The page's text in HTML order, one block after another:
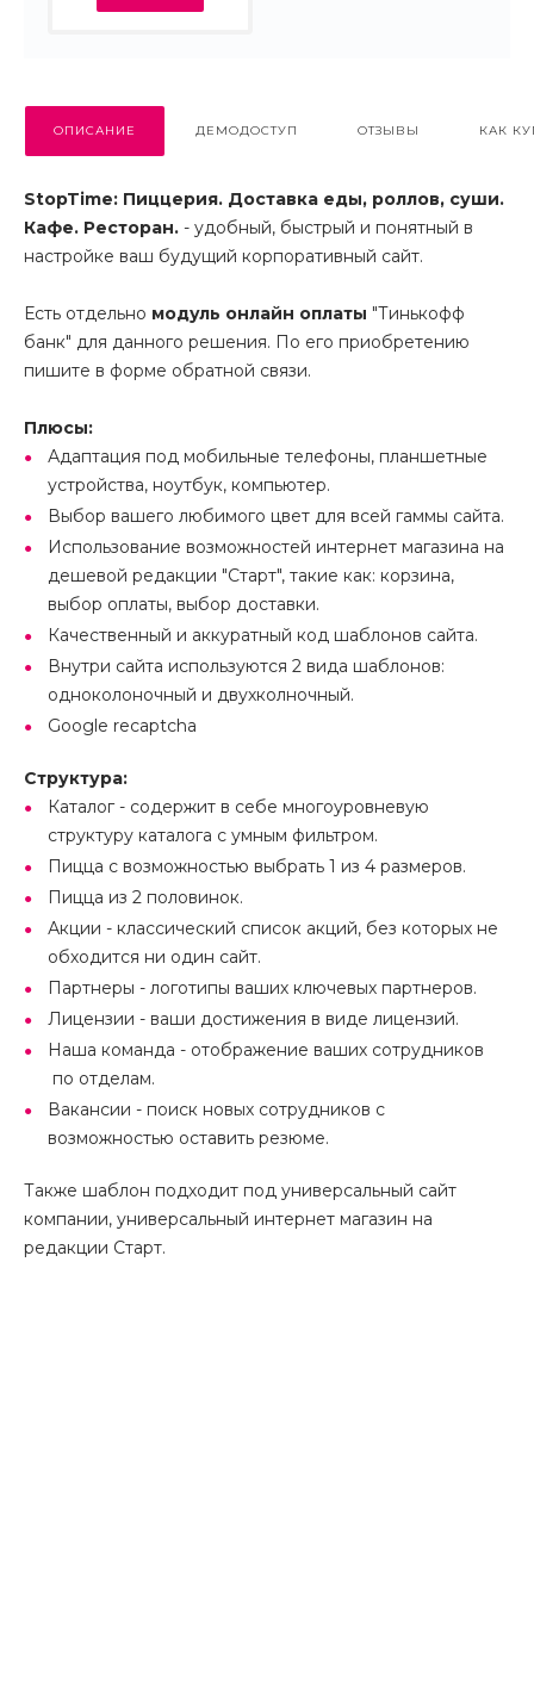
ОПИСАНИЕ ДЕМОДОСТУП ОТЗЫВЫ КАК
StopTime: Пиццерия. Доставка еды, роллов, суши.
Кафе. Ресторан. - удобный, быстрый и понятный в
настройке ваш будущий корпоративный сайт.
Есть отдельно модуль онлайн оплаты "Тинькофф
банк" для данного решения. По его приобретению
пишите в форме обратной связи.
Плюсы:
Адаптация под мобильные телефоны, планшетные
устройства, ноутбук, компьютер.
Выбор вашего любимого цвет для всей гаммы сайта.
Использование возможностей интернет магазина на
дешевой редакции "Старт", такие как: корзина,
выбор оплаты, выбор доставки.
Качественный и аккуратный код шаблонов сайта.
Внутри сайта используются 2 вида шаблонов:
одноколоночный и двухколночный.
Google recaptcha
Структура:
Каталог - содержит в себе многоуровневую
структуру каталога с умным фильтром.
Пицца с возможностью выбрать 1 из 4 размеров.
Пицца из 2 половинок.
Акции - классический список акций, без которых не
обходится ни один сайт.
Партнеры - логотипы ваших ключевых партнеров.
Лицензии - ваши достижения в виде лицензий.
Наша команда - отображение ваших сотрудников
по отделам.
Вакансии - поиск новых сотрудников с
возможностью оставить резюме.
Также шаблон подходит под универсальный сайт
компании, универсальный интернет магазин на
редакции Старт.